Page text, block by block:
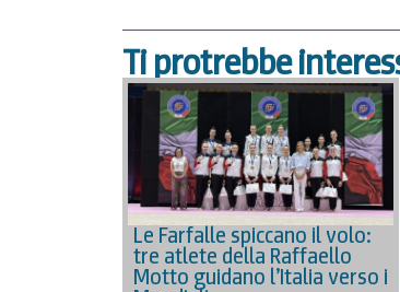
Ti protrebbe
Le Farfalle spiccano il volo:
tre atlete della Raffaello
Motto guidano l’Italia verso i